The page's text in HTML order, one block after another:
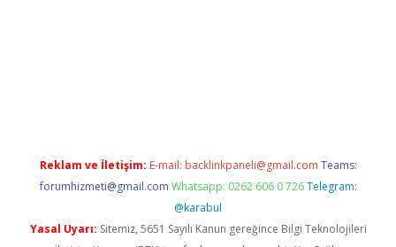
Reklam ve İletişim: E-mail: backlinkpaneli@gmail.com Teams:
forumhizmeti@gmail.com Whatsapp: 0262 606 0 726 Telegram:
@karabul
Yasal Uyarı: Sitemiz, 5651 Sayılı Kanun gereğince Bilgi Teknolojileri